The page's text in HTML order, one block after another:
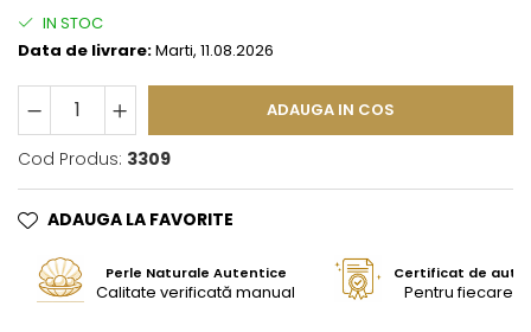
IN STOC
Data de livrare:Marti, 11.08.2026
ADAUGA IN COS
Cod Produs: 3309
ADAUGA LA FAVORITE
Perle Naturale Autentice
Calitate verificată manual
Certificat de
Pentru fiecare